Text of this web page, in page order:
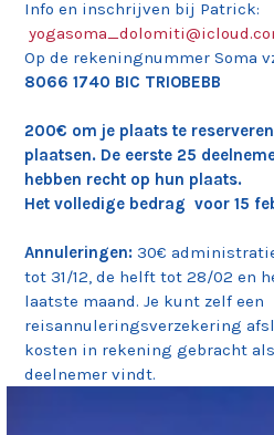
Info en inschrijven bij Patrick:
Op de rekeningnummer Soma
8066 1740 BIC TRIOBEBB
200€ om je plaats te
plaatsen. De eerste 25
hebben recht op hun plaats.
Het volledige bedrag voor 15
Annuleringen: 30€
tot 31/12, de helft tot 28/02 en
laatste maand. Je kunt zelf een
reisannuleringsverzekering
kosten in rekening gebracht
deelnemer vindt.